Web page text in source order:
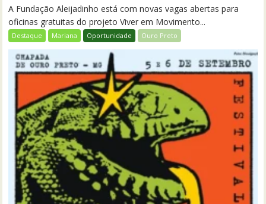
A Fundação Aleijadinho está com novas vagas abertas para
oficinas gratuitas do projeto Viver em Movimento...
Destaque Mariana Oportunidade Ouro Preto